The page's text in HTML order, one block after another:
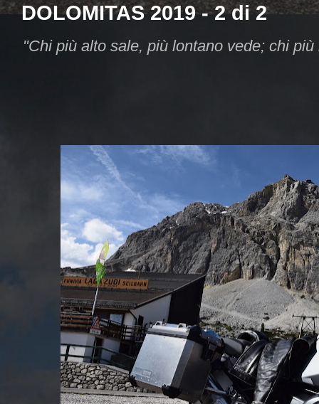
DOLOMITAS 2019 - 2 di 2
"Chi più alto sale, più lontano vede; chi